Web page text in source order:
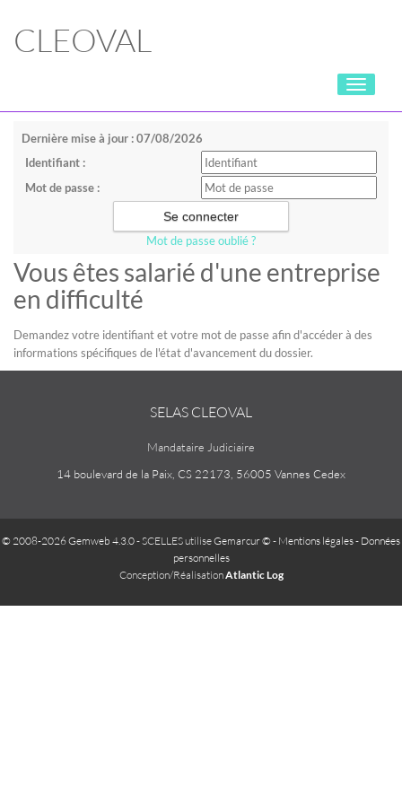
CLEOVAL
Toggle
Dernière mise à jour : 07/08/2026
Identifiant :
Mot de passe :
Mot de passe oublié ?
Vous êtes salarié d'une entreprise
en difficulté
Demandez votre identifiant et votre mot de passe afin d'accéder à des
informations spécifiques de l'état d'avancement du dossier.
SELAS CLEOVAL
Mandataire Judiciaire
14 boulevard de la Paix, CS 22173, 56005 Vannes Cedex
© 2008-2026 Gemweb 4.3.0- SCELLES utiliseGemarcur © - Mentions légales- Données
personnelles
Conception/RéalisationAtlantic Log